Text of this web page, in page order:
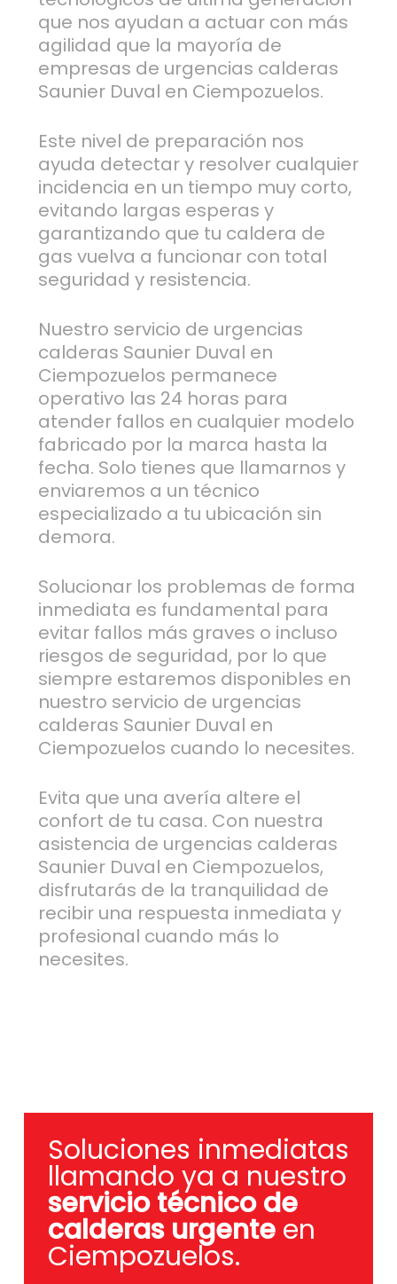
que nos ayudan a actuar con más
agilidad que la mayoría de
empresas de urgencias calderas
Saunier Duval en Ciempozuelos.
Este nivel de preparación nos
ayuda detectar y resolver cualquier
incidencia en un tiempo muy corto,
evitando largas esperas y
garantizando que tu caldera de
gas vuelva a funcionar con total
seguridad y resistencia.
Nuestro servicio de urgencias
calderas Saunier Duval en
Ciempozuelos permanece
operativo las 24 horas para
atender fallos en cualquier modelo
fabricado por la marca hasta la
fecha. Solo tienes que llamarnos y
enviaremos a un técnico
especializado a tu ubicación sin
demora.
Solucionar los problemas de forma
inmediata es fundamental para
evitar fallos más graves o incluso
riesgos de seguridad, por lo que
siempre estaremos disponibles en
nuestro servicio de urgencias
calderas Saunier Duval en
Ciempozuelos cuando lo necesites.
Evita que una avería altere el
confort de tu casa. Con nuestra
asistencia de urgencias calderas
Saunier Duval en Ciempozuelos,
disfrutarás de la tranquilidad de
recibir una respuesta inmediata y
profesional cuando más lo
necesites.
Soluciones inmediatas
llamando ya a nuestro
servicio técnico de
calderas urgenteen
Ciempozuelos.